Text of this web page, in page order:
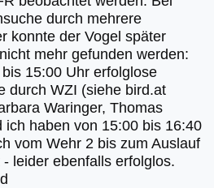
durch mehrere
konnte der Vogel später
mehr gefunden werden:
15:00 Uhr erfolglose
durch WZI (siehe bird.at
Waringer, Thomas
ich haben von 15:00 bis 16:40
vom Wehr 2 bis zum Auslauf
- leider ebenfalls erfolglos.